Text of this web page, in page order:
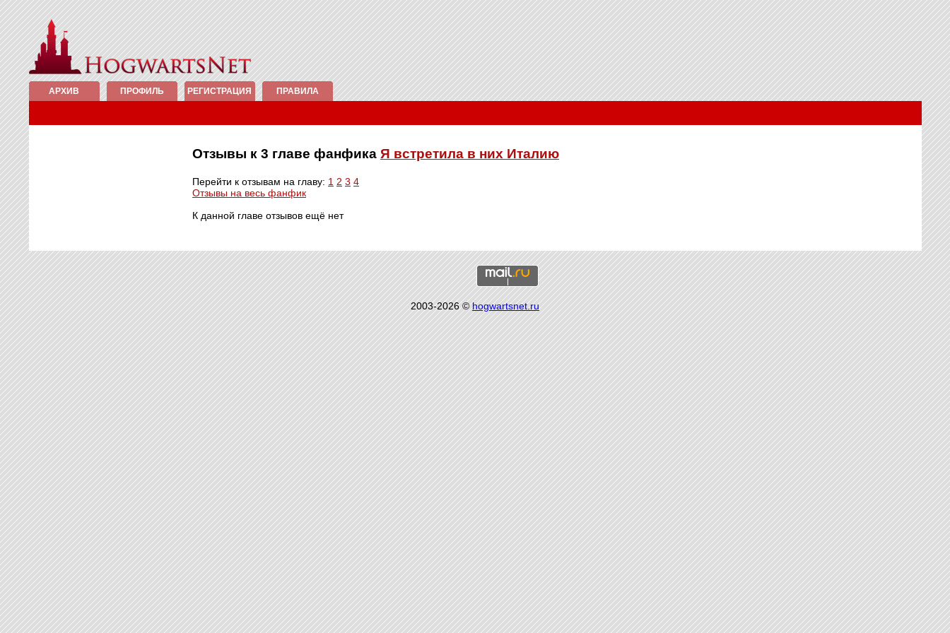
АРХИВ ПРОФИЛЬ РЕГИСТРАЦИЯ ПРАВИЛА
Отзывы к 3 главе фанфика Я встретила в них Италию
Перейти к отзывам на главу: 1 2 3 4
Отзывы на весь фанфик
К данной главе отзывов ещё нет
2003-2026 ©hogwartsnet.ru